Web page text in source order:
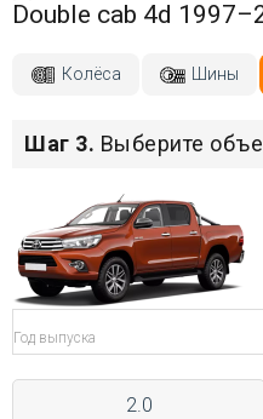
Услуги шиномонтажа
Хранение шин
Войти на сайт
+7(812)317-
17-
52
Double cab 4d
Колёса Шины
Шаг 3. Выберите
Год выпуска
2.0